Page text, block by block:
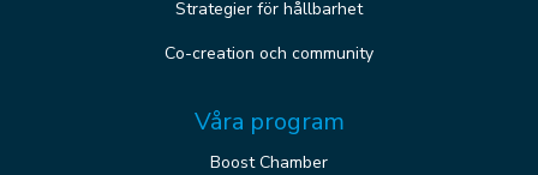
Strategier för hållbarhet
Co-creation och community
Våra program
Boost Chamber